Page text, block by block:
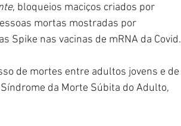
, bloqueios maciços criados por
mortas mostradas por
Spike nas vacinas de mRNA da Covid.
de mortes entre adultos jovens e de
da Morte Súbita do Adulto,